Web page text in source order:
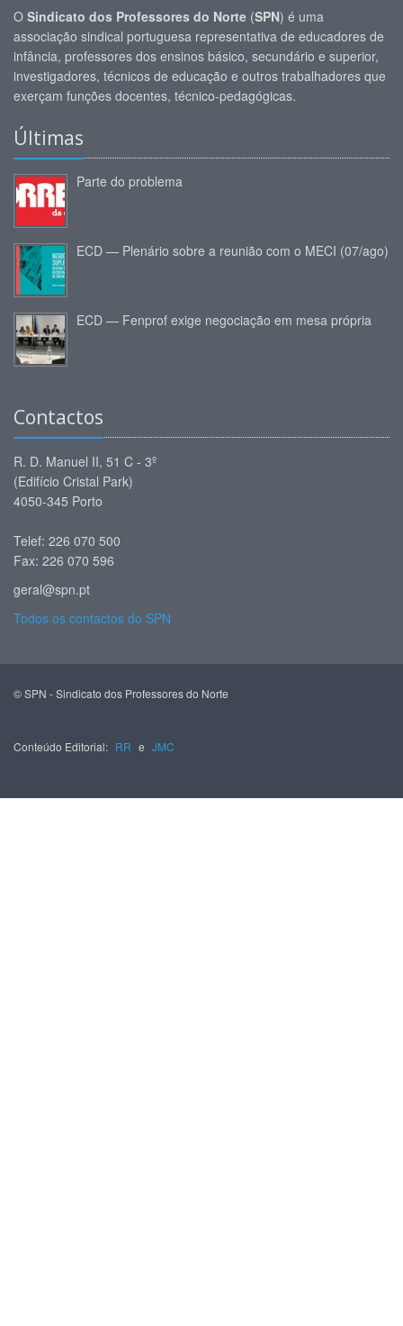
O Sindicato dos Professores do Norte (SPN) é uma
associação sindical portuguesa representativa de educadores de
infância, professores dos ensinos básico, secundário e superior,
investigadores, técnicos de educação e outros trabalhadores que
exerçam funções docentes, técnico-pedagógicas.
Últimas
Parte do problema
ECD — Plenário sobre a reunião com o MECI (07/ago)
ECD — Fenprof exige negociação em mesa própria
Contactos
R. D. Manuel II, 51 C - 3º
(Edifício Cristal Park)
4050-345 Porto
Telef: 226 070 500
Fax: 226 070 596
geral@spn.pt
Todos os contactos do SPN
© SPN - Sindicato dos Professores do Norte
Conteúdo Editorial: RR e JMC